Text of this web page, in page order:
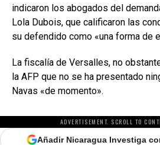
indicaron los abogados del
Lola Dubois, que calificaron las
su defendido como «una forma de
La fiscalía de Versalles, no
la AFP que no se ha presentado
Navas «de momento».
ADVERTISEMENT. SCROLL TO
Añadir Nicaragua Investiga